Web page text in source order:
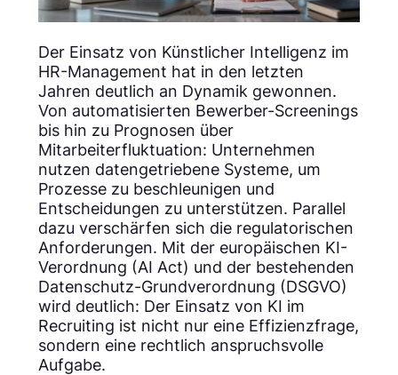
Der Einsatz von Künstlicher Intelligenz im
HR-Management hat in den letzten
Jahren deutlich an Dynamik gewonnen.
Von automatisierten Bewerber-Screenings
bis hin zu Prognosen über
Mitarbeiterfluktuation: Unternehmen
nutzen datengetriebene Systeme, um
Prozesse zu beschleunigen und
Entscheidungen zu unterstützen. Parallel
dazu verschärfen sich die regulatorischen
Anforderungen. Mit der europäischen KI-
Verordnung (AI Act) und der bestehenden
Datenschutz-Grundverordnung (DSGVO)
wird deutlich: Der Einsatz von KI im
Recruiting ist nicht nur eine Effizienzfrage,
sondern eine rechtlich anspruchsvolle
Aufgabe.